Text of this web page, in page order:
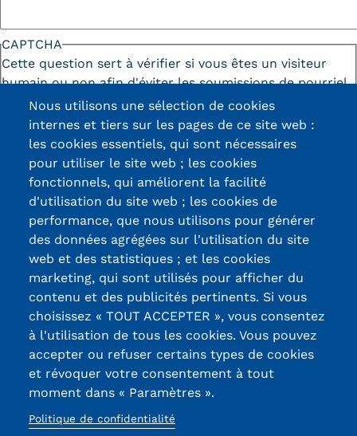
Liste des partenaires
Communication
Kits communications Cnam
Prospect
Fiche contact salons, forums,
JPO
CAPTCHA
Cette question sert à vérifier si vous êtes un visiteur
humain ou non afin d'éviter les soumissions de pourriel
(spam) automatisées.
13, Rue Ernest
Thierry-Mieg
90010 BELFORT
Cedex
03 84 58 33 10
Certifications /
Labels qualité
Nous utilisons une sélection de cookies
internes et tiers sur les pages de ce site web :
les cookies essentiels, qui sont nécessaires
pour utiliser le site web ; les cookies
fonctionnels, qui améliorent la facilité
d'utilisation du site web ; les cookies de
performance, que nous utilisons pour générer
des données agrégées sur l'utilisation du site
web et des statistiques ; et les cookies
marketing, qui sont utilisés pour afficher du
contenu et des publicités pertinents. Si vous
choisissez « TOUT ACCEPTER », vous consentez
à l'utilisation de tous les cookies. Vous pouvez
accepter ou refuser certains types de cookies
et révoquer votre consentement à tout
moment dans « Paramètres ».
Politique de confidentialité